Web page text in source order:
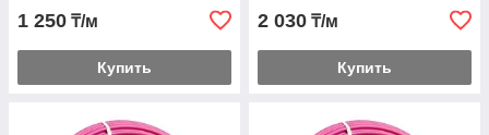
1 250 ₸/м
Купить
2 030 ₸/м
Купить